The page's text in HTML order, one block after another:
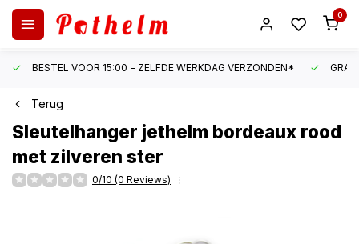
0
BESTEL VOOR 15:00 = ZELFDE WERKDAG VERZONDEN*
Terug
Sleutelhanger jethelm bordeaux rood
met zilveren ster
0/10 (0 Reviews)